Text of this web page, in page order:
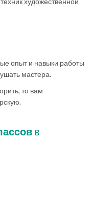
опыт и навыки работы
мастера.
то вам
в